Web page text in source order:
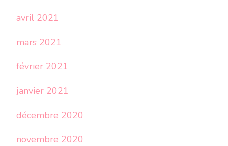
avril 2021
mars 2021
février 2021
janvier 2021
décembre 2020
novembre 2020